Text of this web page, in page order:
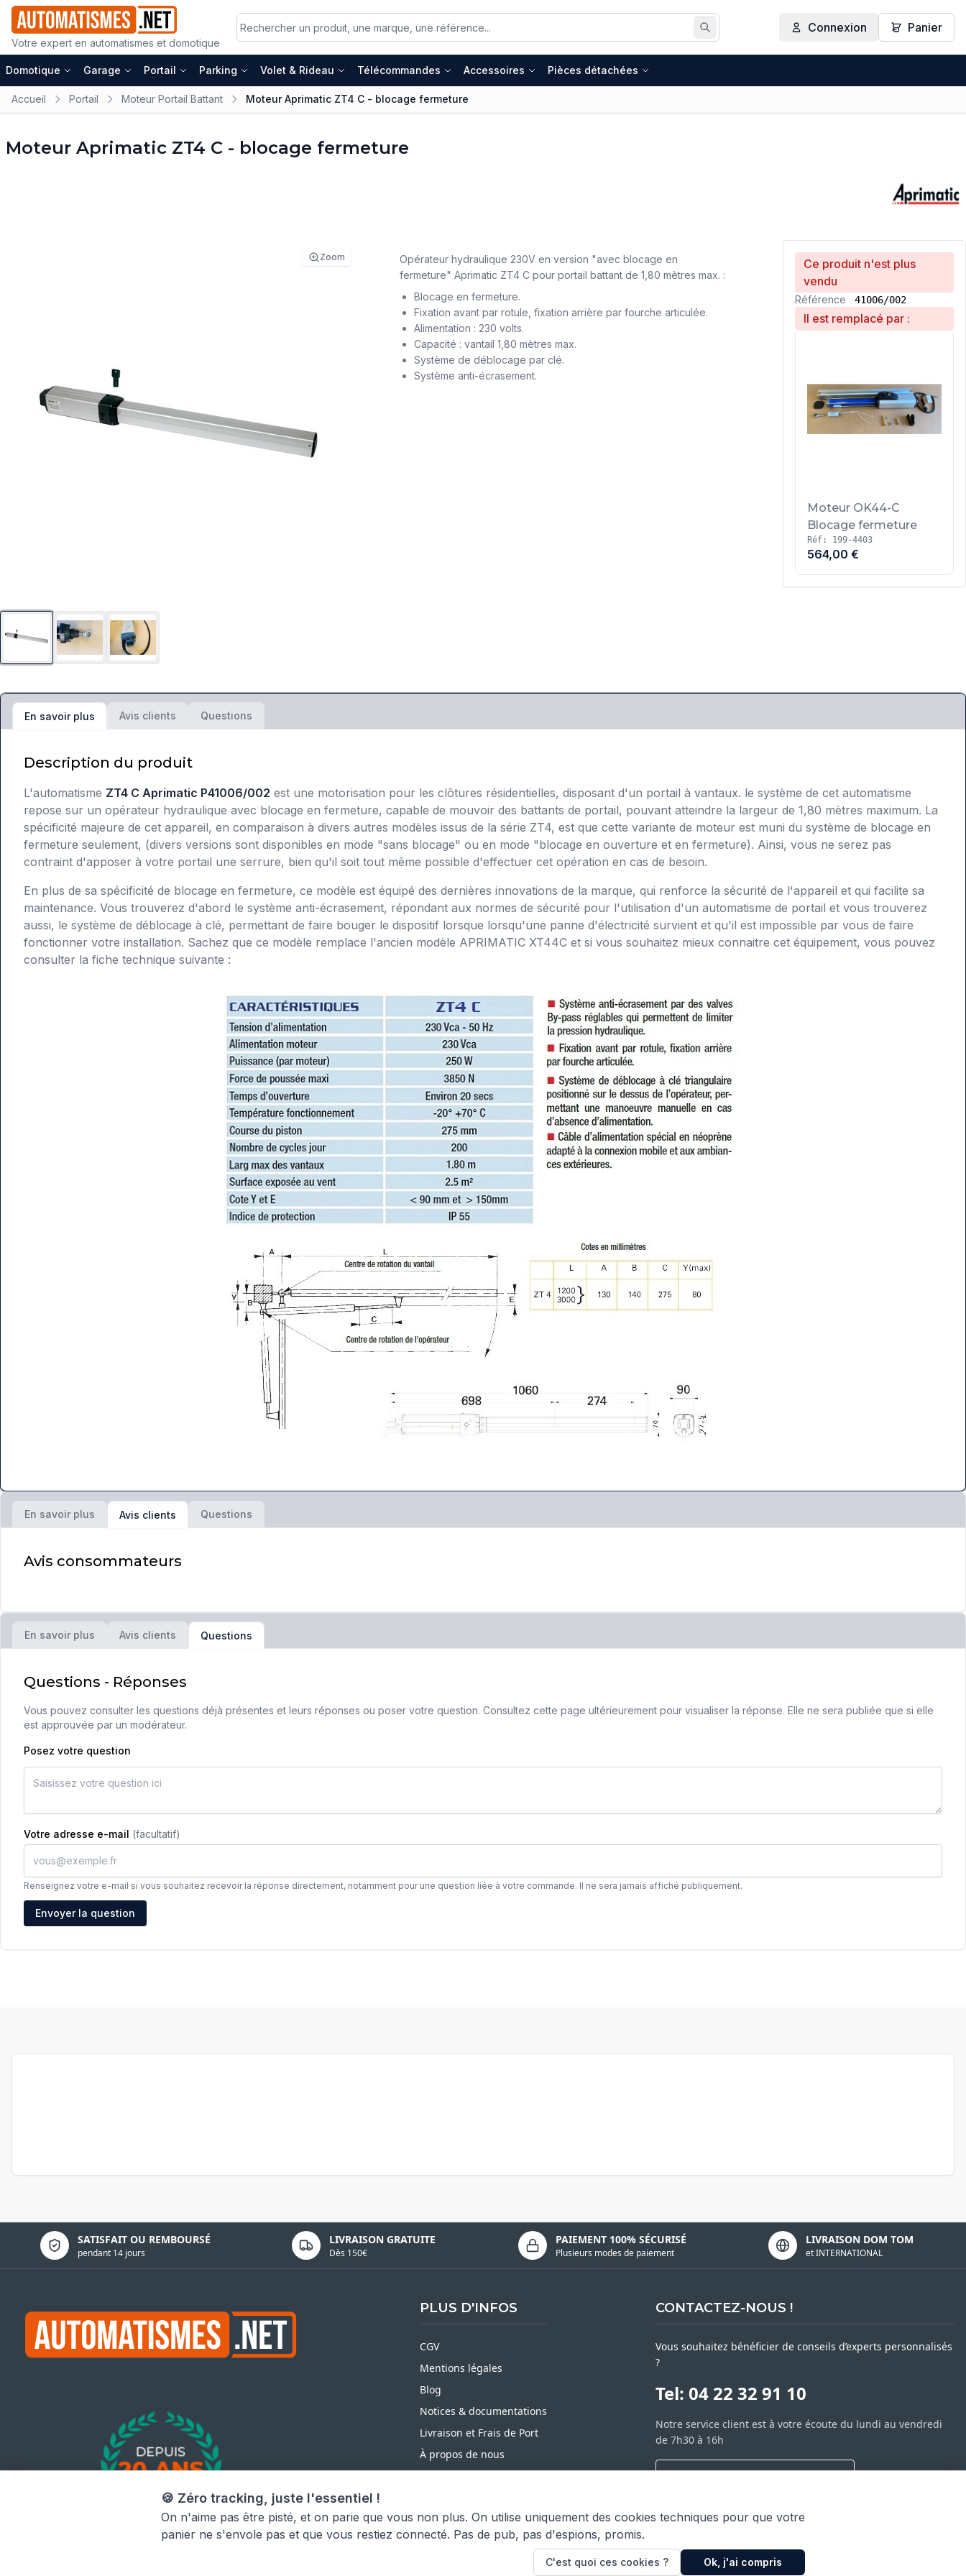
Votre expert en automatismes et domotique
Rechercher
Connexion Panier
Domotique Garage Portail Parking Volet & Rideau Télécommandes Accessoires Pièces détachées
Accueil Portail Moteur Portail Battant Moteur Aprimatic ZT4 C - blocage fermeture
🍪 Zéro tracking, juste l'essentiel !
On n'aime pas être pisté, et on parie que vous non plus. On utilise uniquement des cookies techniques pour que votre
panier ne s'envole pas et que vous restiez connecté. Pas de pub, pas d'espions, promis.
C'est quoi ces cookies ? Ok, j'ai compris
Moteur Aprimatic ZT4 C - blocage fermeture
Zoom
Ce produit n'est plus
vendu
Référence 41006/002
Il est remplacé par :
Moteur OK44-C
Blocage fermeture
Réf: 199-4403
564,00 €
Opérateur hydraulique 230V en version "avec blocage en
fermeture" Aprimatic ZT4 C pour portail battant de 1,80 mètres max. :
Blocage en fermeture.
Fixation avant par rotule, fixation arrière par fourche articulée.
Alimentation : 230 volts.
Capacité : vantail 1,80 mètres max.
Système de déblocage par clé.
Système anti-écrasement.
En savoir plus Avis clients Questions
Description du produit
L'automatisme ZT4 C Aprimatic P41006/002 est une motorisation pour les clôtures résidentielles, disposant d'un portail à vantaux. le système de cet automatisme
repose sur un opérateur hydraulique avec blocage en fermeture, capable de mouvoir des battants de portail, pouvant atteindre la largeur de 1,80 mètres maximum. La
spécificité majeure de cet appareil, en comparaison à divers autres modèles issus de la série ZT4, est que cette variante de moteur est muni du système de blocage en
fermeture seulement, (divers versions sont disponibles en mode "sans blocage" ou en mode "blocage en ouverture et en fermeture). Ainsi, vous ne serez pas
contraint d'apposer à votre portail une serrure, bien qu'il soit tout même possible d'effectuer cet opération en cas de besoin.
En plus de sa spécificité de blocage en fermeture, ce modèle est équipé des dernières innovations de la marque, qui renforce la sécurité de l'appareil et qui facilite sa
maintenance. Vous trouverez d'abord le système anti-écrasement, répondant aux normes de sécurité pour l'utilisation d'un automatisme de portail et vous trouverez
aussi, le système de déblocage à clé, permettant de faire bouger le dispositif lorsque lorsqu'une panne d'électricité survient et qu'il est impossible par vous de faire
fonctionner votre installation. Sachez que ce modèle remplace l'ancien modèle APRIMATIC XT44C et si vous souhaitez mieux connaitre cet équipement, vous pouvez
consulter la fiche technique suivante :
En savoir plus Avis clients Questions
Avis consommateurs
En savoir plus Avis clients Questions
Questions - Réponses
Vous pouvez consulter les questions déjà présentes et leurs réponses ou poser votre question. Consultez cette page ultérieurement pour visualiser la réponse. Elle ne sera publiée que si elle
est approuvée par un modérateur.
Posez votre question
Votre adresse e-mail (facultatif)
Renseignez votre e-mail si vous souhaitez recevoir la réponse directement, notamment pour une question liée à votre commande. Il ne sera jamais affiché publiquement.
Adresse e-mail
Envoyer la question
SATISFAIT OU REMBOURSÉ
pendant 14 jours
Politique de confidentialité LIVRAISON GRATUITE
Dès 150€
PAIEMENT 100% SÉCURISÉ
Plusieurs modes de paiement
LIVRAISON DOM TOM
et INTERNATIONAL
PLUS D'INFOS
CGV
Mentions légales
Blog
Notices & documentations
Livraison et Frais de Port
À propos de nous
Satisfait ou Remboursé
CONTACTEZ-NOUS !
Vous souhaitez bénéficier de conseils d’experts personnalisés
?
Tel: 04 22 32 91 10
Notre service client est à votre écoute du lundi au vendredi
de 7h30 à 16h
NOUS CONTACTER PAR MESSAGE
SARL ASP06